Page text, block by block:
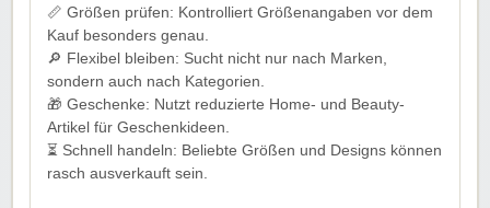
📏 Größen prüfen: Kontrolliert Größenangaben vor dem
Kauf besonders genau.
🔎 Flexibel bleiben: Sucht nicht nur nach Marken,
sondern auch nach Kategorien.
🎁 Geschenke: Nutzt reduzierte Home- und Beauty-
Artikel für Geschenkideen.
⏳ Schnell handeln: Beliebte Größen und Designs können
rasch ausverkauft sein.